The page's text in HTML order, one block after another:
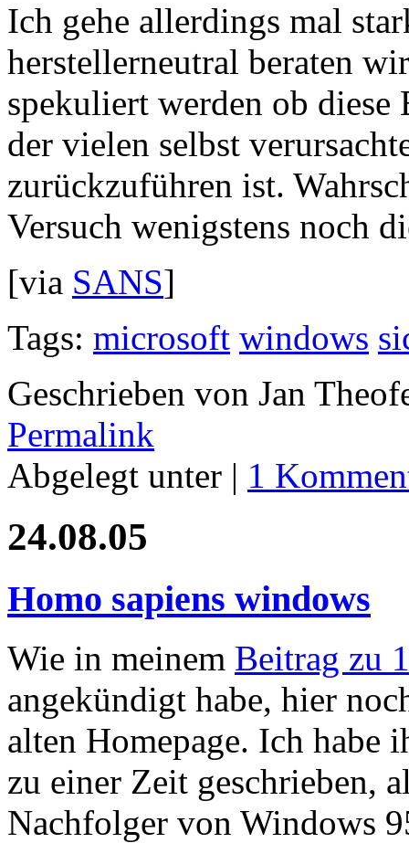
Ich gehe allerdings mal
herstellerneutral beraten
spekuliert werden ob
der vielen selbst
zurückzuführen ist.
Versuch wenigstens noch
[via SANS]
Tags: microsoft windows
Geschrieben von Jan
Permalink
Abgelegt unter | 1
24.08.05
Homo sapiens windows
Wie in meinem Beitrag zu
angekündigt habe, hier
alten Homepage. Ich habe
zu einer Zeit geschrieben,
Nachfolger von Windows